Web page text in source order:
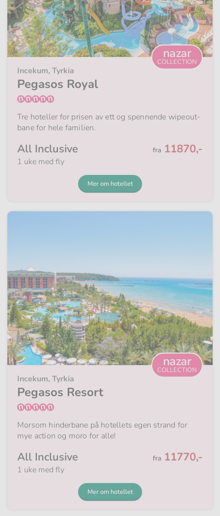
nazar
COLLECTION
Incekum, Tyrkia
Pegasos Royal
Tre hoteller for prisen av ett og spennende wipeout-
bane for hele familien.
All Inclusive Fra
fra 11870,-
1 uke med fly
Mer om hotellet
nazar
COLLECTION
Incekum, Tyrkia
Pegasos Resort
Morsom hinderbane på hotellets egen strand for
mye action og moro for alle!
All Inclusive Fra
fra 11770,-
1 uke med fly
Mer om hotellet